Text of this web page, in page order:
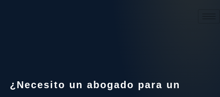
¿Necesito un abogado para un